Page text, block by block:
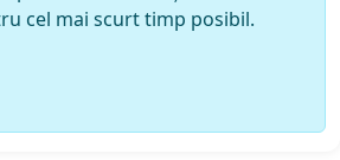
cel mai scurt timp posibil.